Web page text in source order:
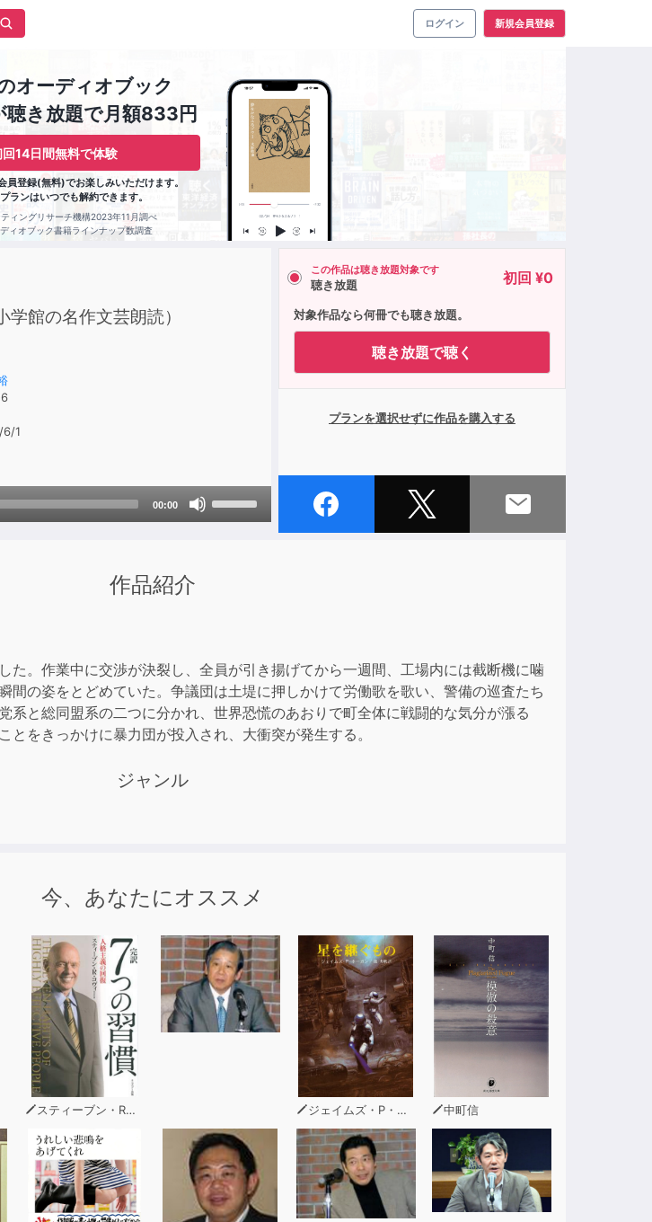
ログイン 新規会員登録
オーディオブック
聴き放題で月額833円
回14日間無料で体験
登録(無料)でお楽しみいただけます。
ランはいつでも解約できます。
ィングリサーチ機構2023年11月調べ
ィオブック書籍ラインナップ数調査
学館の名作文芸朗読）
6/1
00:00
volume.
この作品は聴き放題対象です
聴き放題 初回 ¥0
対象作品なら何冊でも聴き放題。
聴き放題で聴く
プランを選択せずに作品を購入する
作品紹介
た。作業中に交渉が決裂し、全員が引き揚げてから一週間、工場内には截断機に噛
間の姿をとどめていた。争議団は土堤に押しかけて労働歌を歌い、警備の巡査たち
系と総同盟系の二つに分かれ、世界恐慌のあおりで町全体に戦闘的な気分が漲る
とをきっかけに暴力団が投入され、大衝突が発生する。
ジャンル
今、あなたにオススメ
スティーブン・R・コヴィー ジェイムズ・P・ホーガン 中町信